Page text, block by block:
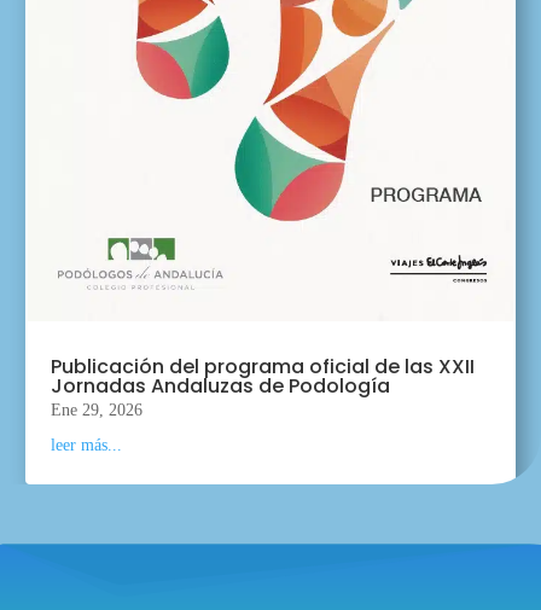
Publicación del programa oficial de las XXII
Jornadas Andaluzas de Podología
Ene 29, 2026
leer más...